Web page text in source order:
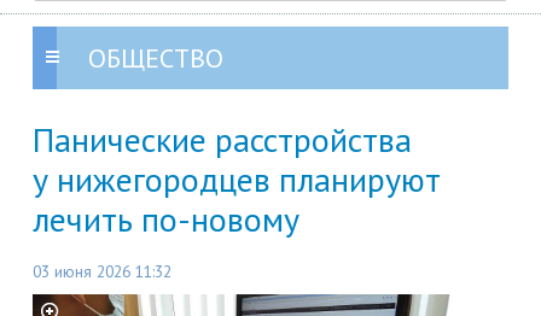
ОБЩЕСТВО
Панические расстройства
у нижегородцев планируют
лечить по-новому
03 июня 2026 11:32